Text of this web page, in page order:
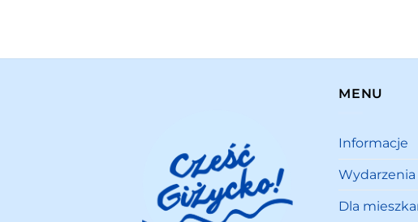
MENU
Informacje
Wydarzenia
Dla